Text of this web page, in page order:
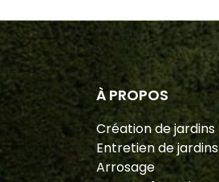
À PROPOS
Création de jardins
Entretien de jardins
Arrosage